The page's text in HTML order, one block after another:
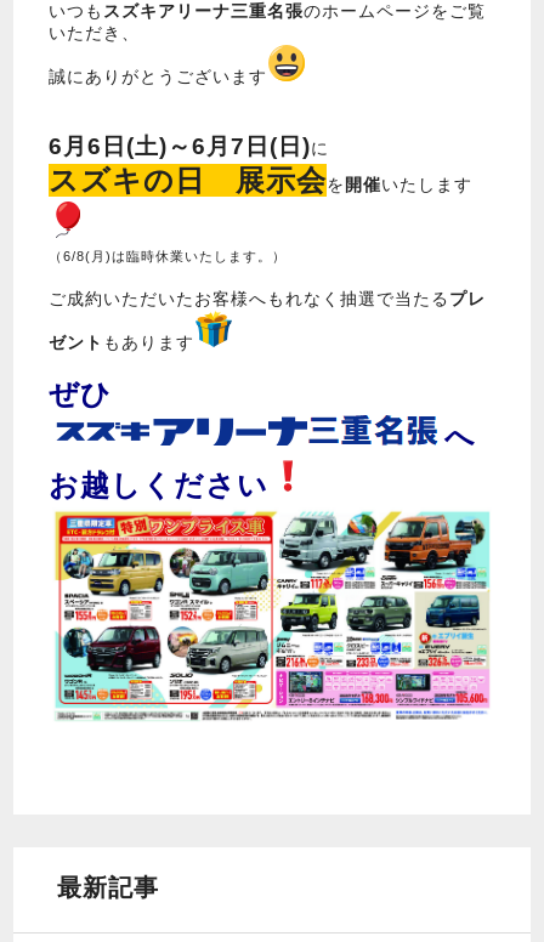
いつも スズキアリーナ三重名張のホームページをご覧
いただき、
誠にありがとうございます
6月6日(土)～6月7日(日)に
スズキの日 展示会を 開催いたします
（6/8(月)は臨時休業いたします。）
ご成約いただいたお客様へもれなく抽選で当たる プレ
ゼント もあります
ぜひ
へ
お越しください
最新記事